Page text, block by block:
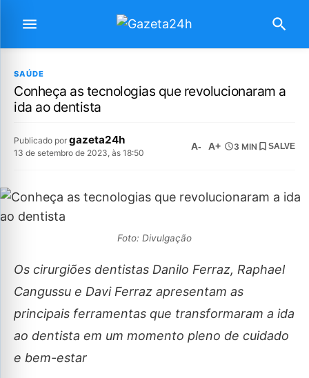
SAÚDE
Conheça as tecnologias que revolucionaram a
ida ao dentista
Publicado por gazeta24h
13 de setembro de 2023, às 18:50
A- A+ 3 MIN SALVE
Foto: Divulgação
Os cirurgiões dentistas Danilo Ferraz, Raphael
Cangussu e Davi Ferraz apresentam as
principais ferramentas que transformaram a ida
ao dentista em um momento pleno de cuidado
e bem-estar